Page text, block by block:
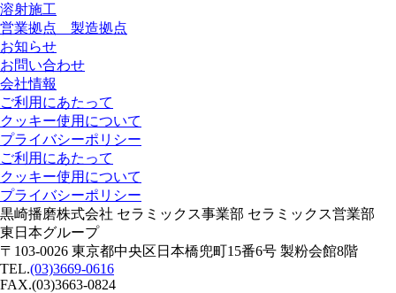
溶射施工
営業拠点 製造拠点
お知らせ
お問い合わせ
会社情報
ご利用にあたって
クッキー使用について
プライバシーポリシー
ご利用にあたって
クッキー使用について
プライバシーポリシー
黒崎播磨株式会社 セラミックス事業部 セラミックス営業部
東日本グループ
〒103-0026 東京都中央区日本橋兜町15番6号 製粉会館8階
TEL.(03)3669-0616
FAX.(03)3663-0824